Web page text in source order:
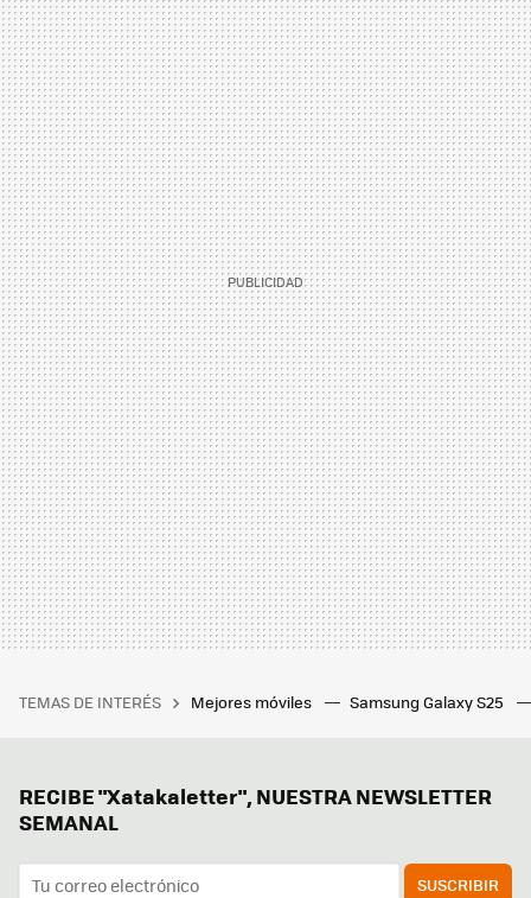
TEMAS DE INTERÉS Mejores móviles Samsung Galaxy S25
RECIBE "Xatakaletter", NUESTRA NEWSLETTER
SEMANAL
SUSCRIBIR